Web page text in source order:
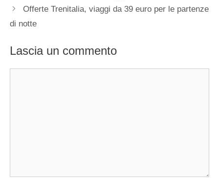
Offerte Trenitalia, viaggi da 39 euro per le partenze
di notte
Lascia un commento